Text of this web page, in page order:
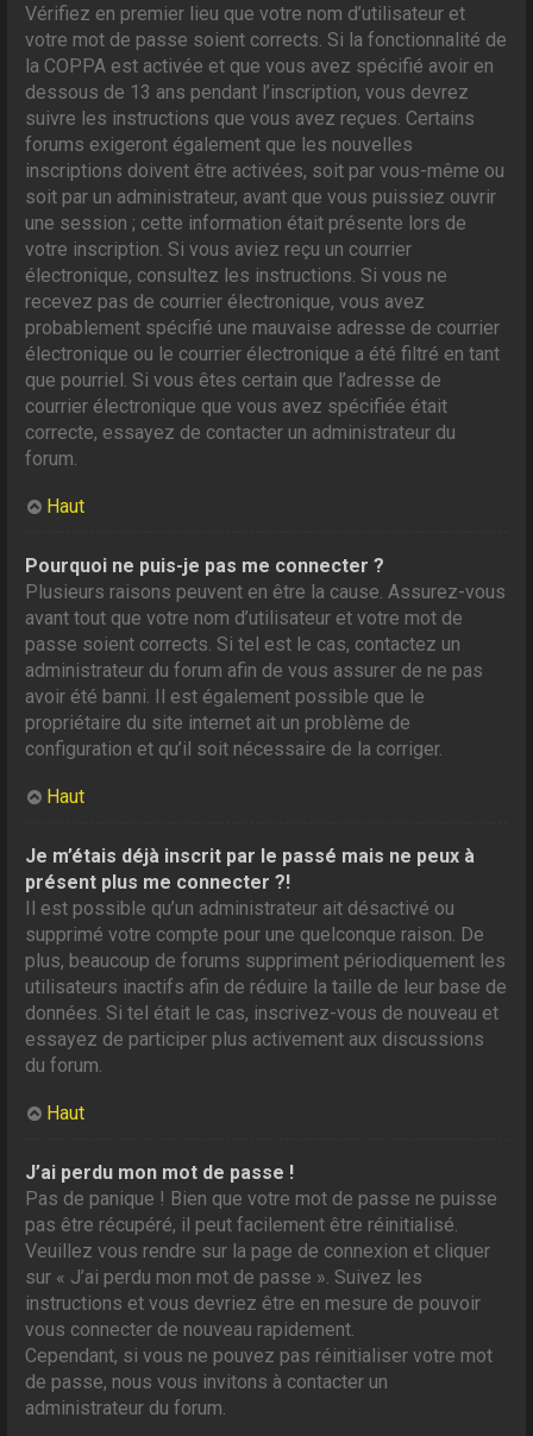
Vérifiez en premier lieu que votre nom d’utilisateur et
votre mot de passe soient corrects. Si la fonctionnalité de
la COPPA est activée et que vous avez spécifié avoir en
dessous de 13 ans pendant l’inscription, vous devrez
suivre les instructions que vous avez reçues. Certains
forums exigeront également que les nouvelles
inscriptions doivent être activées, soit par vous-même ou
soit par un administrateur, avant que vous puissiez ouvrir
une session ; cette information était présente lors de
votre inscription. Si vous aviez reçu un courrier
électronique, consultez les instructions. Si vous ne
recevez pas de courrier électronique, vous avez
probablement spécifié une mauvaise adresse de courrier
électronique ou le courrier électronique a été filtré en tant
que pourriel. Si vous êtes certain que l’adresse de
courrier électronique que vous avez spécifiée était
correcte, essayez de contacter un administrateur du
forum.
Haut
Pourquoi ne puis-je pas me connecter ?
Plusieurs raisons peuvent en être la cause. Assurez-vous
avant tout que votre nom d’utilisateur et votre mot de
passe soient corrects. Si tel est le cas, contactez un
administrateur du forum afin de vous assurer de ne pas
avoir été banni. Il est également possible que le
propriétaire du site internet ait un problème de
configuration et qu’il soit nécessaire de la corriger.
Haut
Je m’étais déjà inscrit par le passé mais ne peux à
présent plus me connecter ?!
Il est possible qu’un administrateur ait désactivé ou
supprimé votre compte pour une quelconque raison. De
plus, beaucoup de forums suppriment périodiquement les
utilisateurs inactifs afin de réduire la taille de leur base de
données. Si tel était le cas, inscrivez-vous de nouveau et
essayez de participer plus activement aux discussions
du forum.
Haut
J’ai perdu mon mot de passe !
Pas de panique ! Bien que votre mot de passe ne puisse
pas être récupéré, il peut facilement être réinitialisé.
Veuillez vous rendre sur la page de connexion et cliquer
sur « J’ai perdu mon mot de passe ». Suivez les
instructions et vous devriez être en mesure de pouvoir
vous connecter de nouveau rapidement.
Cependant, si vous ne pouvez pas réinitialiser votre mot
de passe, nous vous invitons à contacter un
administrateur du forum.